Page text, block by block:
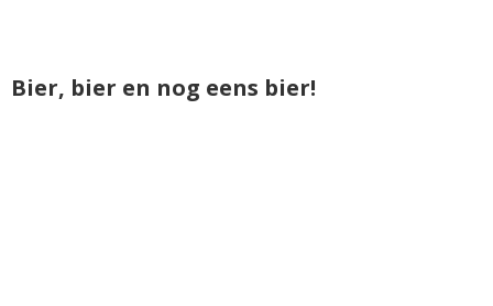
Bier, bier en nog eens bier!